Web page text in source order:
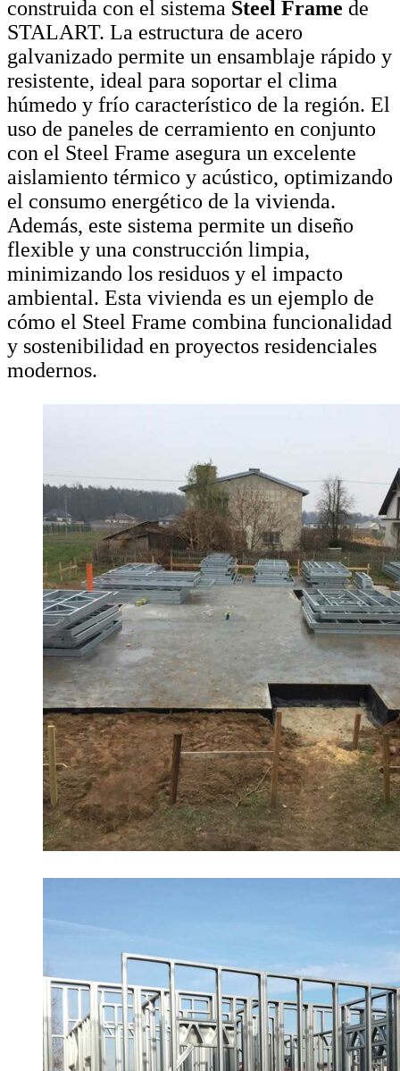
construida con el sistema Steel Frame de
STALART. La estructura de acero
galvanizado permite un ensamblaje rápido y
resistente, ideal para soportar el clima
húmedo y frío característico de la región. El
uso de paneles de cerramiento en conjunto
con el Steel Frame asegura un excelente
aislamiento térmico y acústico, optimizando
el consumo energético de la vivienda.
Además, este sistema permite un diseño
flexible y una construcción limpia,
minimizando los residuos y el impacto
ambiental. Esta vivienda es un ejemplo de
cómo el Steel Frame combina funcionalidad
y sostenibilidad en proyectos residenciales
modernos.